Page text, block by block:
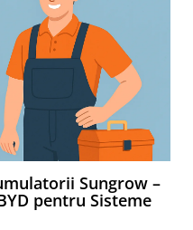
Sungrow –
pentru Sisteme